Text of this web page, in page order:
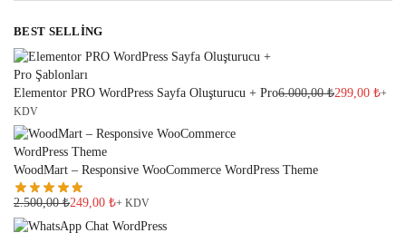
BEST SELLING
Elementor PRO WordPress Sayfa Oluşturucu + Pro6.000,00₺299,00 ₺+
KDV
WoodMart – Responsive WooCommerce WordPress Theme
2.500,00₺249,00 ₺+ KDV